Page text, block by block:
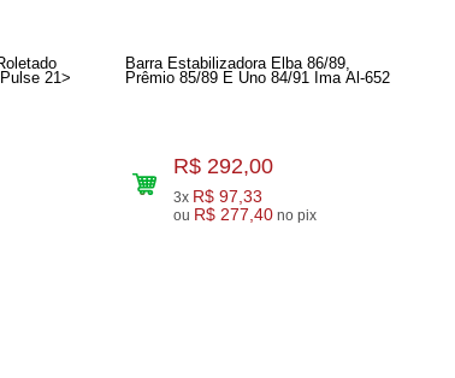
21>
Barra Estabilizadora Elba 86/89,
Prêmio 85/89 E Uno 84/91 Ima Al-652
R$ 292,00
3x R$ 97,33
ou R$ 277,40 no pix